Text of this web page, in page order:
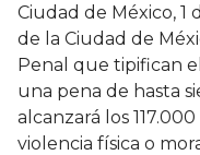
Ciudad de México, 1
de la Ciudad de
Penal que tipifican
una pena de hasta
alcanzará los
violencia física o